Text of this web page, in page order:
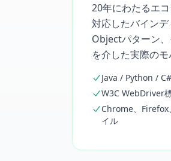
20年にわたるエ
対応したバイン
Objectパターン
を介した実際の
Java / Python /
W3C WebDriver
Chrome、Firefox
イル